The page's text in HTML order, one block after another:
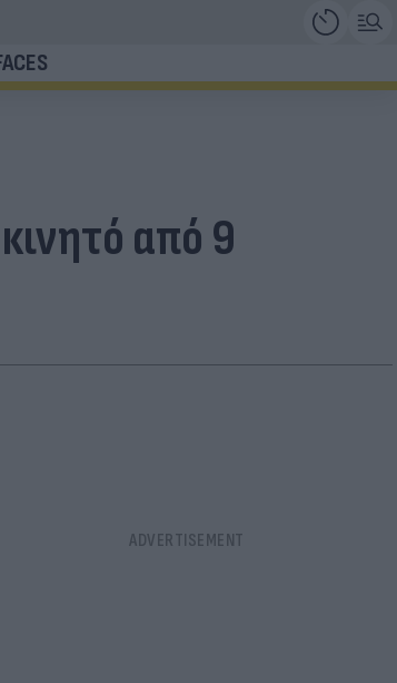
από 9